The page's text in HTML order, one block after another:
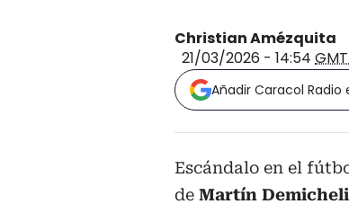
Christian Amézquita
21/03/2026 - 14:54
Añadir Caracol Radio
Escándalo en el
de Martín